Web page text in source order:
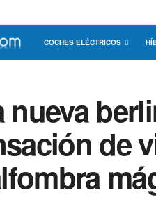
COCHES ELÉCTRICOS
nueva
de